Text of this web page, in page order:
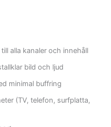
alla kanaler och innehåll
bild och ljud
minimal buffring
(TV, telefon, surfplatta,